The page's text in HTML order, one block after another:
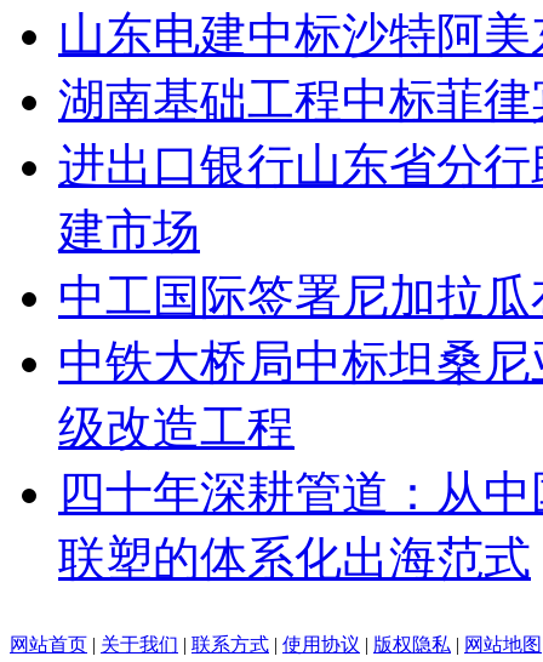
山东电建中标沙特阿
湖南基础工程中标菲
进出口银行山东省分
建市场
中工国际签署尼加拉
中铁大桥局中标坦桑
级改造工程
四十年深耕管道：从
联塑的体系化出海范式
网站首页 | 关于我们 | 联系方式 | 使用协议 | 版权隐私 | 网站地图